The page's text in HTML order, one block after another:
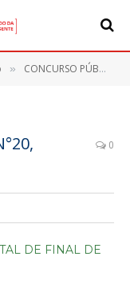
» CONCURSO PÚBLICO Nº 001/2023
0
DE FINAL DE